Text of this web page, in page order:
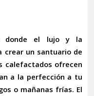
donde el lujo y la
crear un santuario de
calefactados ofrecen
a la perfección a tu
o mañanas frías. El